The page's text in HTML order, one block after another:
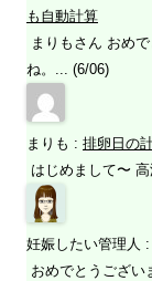
も自動計算
まりもさん おめ
ね。... (6/06)
まりも : 排卵日の
はじめまして〜
妊娠したい管理人 :
おめでとうござい